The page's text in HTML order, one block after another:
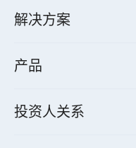
解决方案
电气化解决方案
产品
投资人关系